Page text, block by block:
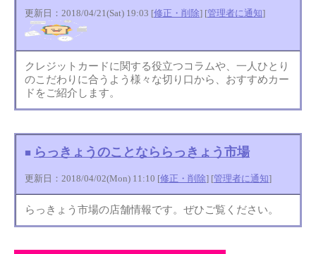
更新日：2018/04/21(Sat) 19:03 [修正・削除] [管理者に通知]
クレジットカードに関する役立つコラムや、一人ひとり
のこだわりに合うよう様々な切り口から、おすすめカー
ドをご紹介します。
■ らっきょうのことなららっきょう市場
更新日：2018/04/02(Mon) 11:10 [修正・削除] [管理者に通知]
らっきょう市場の店舗情報です。ぜひご覧ください。